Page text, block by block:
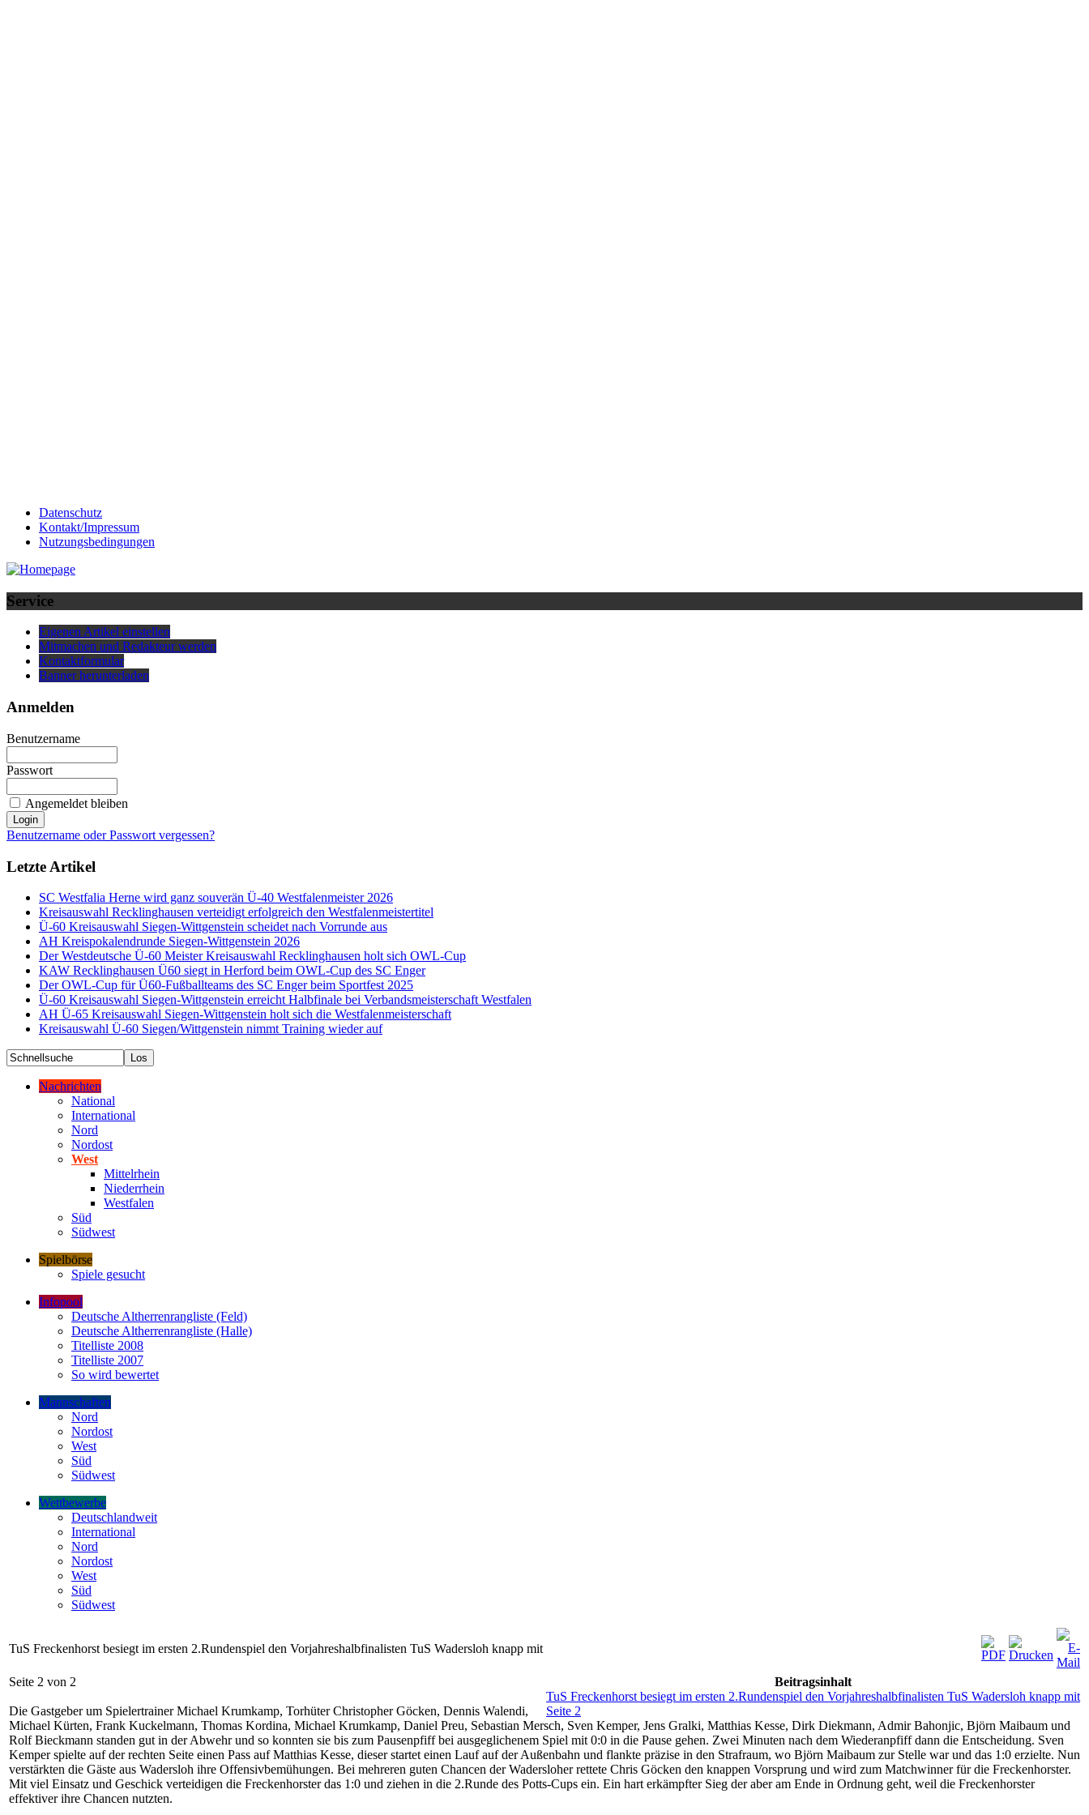
Datenschutz
Kontakt/Impressum
Nutzungsbedingungen
Service
Eigenen Artikel einstellen
Mitmachen und Redakteur werden
Kontaktformular
Banner herunterladen
Anmelden
Benutzername
Passwort
Angemeldet bleiben
Benutzername oder Passwort vergessen?
Letzte Artikel
SC Westfalia Herne wird ganz souverän Ü-40 Westfalenmeister 2026
Kreisauswahl Recklinghausen verteidigt erfolgreich den Westfalenmeistertitel
Ü-60 Kreisauswahl Siegen-Wittgenstein scheidet nach Vorrunde aus
AH Kreispokalendrunde Siegen-Wittgenstein 2026
Der Westdeutsche Ü-60 Meister Kreisauswahl Recklinghausen holt sich OWL-Cup
KAW Recklinghausen Ü60 siegt in Herford beim OWL-Cup des SC Enger
Der OWL-Cup für Ü60-Fußballteams des SC Enger beim Sportfest 2025
Ü-60 Kreisauswahl Siegen-Wittgenstein erreicht Halbfinale bei Verbandsmeisterschaft Westfalen
AH Ü-65 Kreisauswahl Siegen-Wittgenstein holt sich die Westfalenmeisterschaft
Kreisauswahl Ü-60 Siegen/Wittgenstein nimmt Training wieder auf
Nachrichten
National
International
Nord
Nordost
West
Mittelrhein
Niederrhein
Westfalen
Süd
Südwest
Spielbörse
Spiele gesucht
Infopool
Deutsche Altherrenrangliste (Feld)
Deutsche Altherrenrangliste (Halle)
Titelliste 2008
Titelliste 2007
So wird bewertet
Mannschaften
Nord
Nordost
West
Süd
Südwest
Wettbewerbe
Deutschlandweit
International
Nord
Nordost
West
Süd
Südwest
TuS Freckenhorst besiegt im ersten 2.Rundenspiel den Vorjahreshalbfinalisten TuS Wadersloh knapp mit
Beitragsinhalt
TuS Freckenhorst besiegt im ersten 2.Rundenspiel den Vorjahreshalbfinalisten TuS Wadersloh knapp mit
Seite 2
Seite 2 von 2
Die Gastgeber um Spielertrainer Michael Krumkamp, Torhüter Christopher Göcken, Dennis Walendi,
Michael Kürten, Frank Kuckelmann, Thomas Kordina, Michael Krumkamp, Daniel Preu, Sebastian Mersch, Sven Kemper, Jens Gralki, Matthias Kesse, Dirk Diekmann, Admir Bahonjic, Björn Maibaum und
Rolf Bieckmann standen gut in der Abwehr und so konnten sie bis zum Pausenpfiff bei ausgeglichenem Spiel mit 0:0 in die Pause gehen. Zwei Minuten nach dem Wiederanpfiff dann die Entscheidung. Sven
Kemper spielte auf der rechten Seite einen Pass auf Matthias Kesse, dieser startet einen Lauf auf der Außenbahn und flankte präzise in den Strafraum, wo Björn Maibaum zur Stelle war und das 1:0 erzielte. Nun
verstärkten die Gäste aus Wadersloh ihre Offensivbemühungen. Bei mehreren guten Chancen der Wadersloher rettete Chris Göcken den knappen Vorsprung und wird zum Matchwinner für die Freckenhorster.
Mit viel Einsatz und Geschick verteidigen die Freckenhorster das 1:0 und ziehen in die 2.Runde des Potts-Cups ein. Ein hart erkämpfter Sieg der aber am Ende in Ordnung geht, weil die Freckenhorster
effektiver ihre Chancen nutzten.